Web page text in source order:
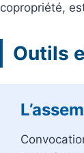
copropriété,
Outils